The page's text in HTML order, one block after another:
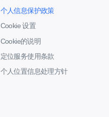
个人信息保护政策
Cookie 设置
Cookie的说明
定位服务使用条款
个人位置信息处理方针